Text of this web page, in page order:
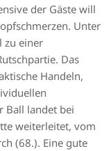
der Gäste will
Unter
zu einer
Das
Handeln,
Ball landet bei
weiterleitet, vom
(68.). Eine gute